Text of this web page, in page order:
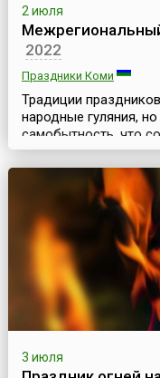
2 июля
2022
Праздники Коми
Традиции
народные гуляния, но
самобытность, что
их представления о
сенокосной страды,
междуречье рек
ижемцы на народные
который проходит
Ижмы, села Ижма
3 июля